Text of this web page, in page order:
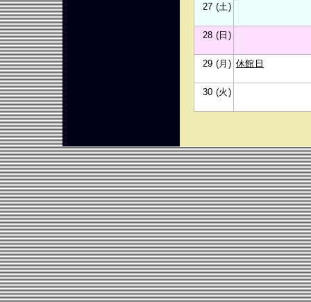
27 (土)
28 (日)
29 (月) 休館日
30 (火)